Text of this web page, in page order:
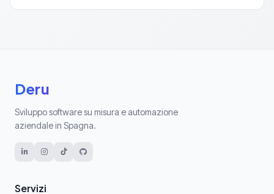
Deru
Sviluppo software su misura e automazione
aziendale in Spagna.
Servizi